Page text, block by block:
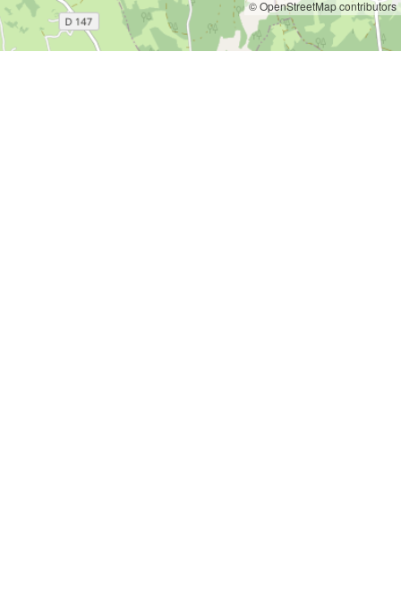
© OpenStreetMap contributors